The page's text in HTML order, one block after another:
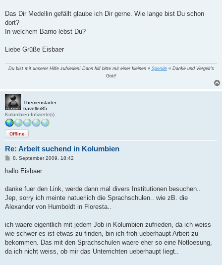
Das Dir Medellin gefällt glaube ich Dir gerne. Wie lange bist Du schon
dort?
In welchem Barrio lebst Du?
Liebe Grüße Eisbaer
Du bist mit unserer Hilfe zufrieden! Dann hilf bitte mit einer kleinen » Spende« Danke und Vergelt's
Gott!
Themenstarter
traveller85
Kolumbien-Infizierte(r)
Offline
Re: Arbeit suchend in Kolumbien
B
i
a
8. September 2009, 18:42
hallo Eisbaer
danke fuer den Link, werde dann mal divers Institutionen besuchen..
Jep, sorry ich meinte natuerlich die Sprachschulen.. wie zB. die
Alexander von Humboldt in Floresta..
ich waere eigentlich mit jedem Job in Kolumbien zufrieden, da ich weiss
wie schwer es ist etwas zu finden, bin ich froh ueberhaupt Arbeit zu
bekommen. Das mit den Sprachschulen waere eher so eine Notloesung,
da ich nicht weiss, ob mir das Unterrichten ueberhaupt liegt..